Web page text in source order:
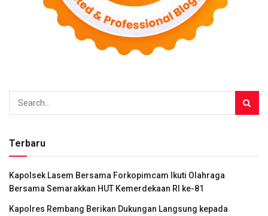
Terbaru
Kapolsek Lasem Bersama Forkopimcam Ikuti Olahraga
Bersama Semarakkan HUT Kemerdekaan RI ke-81
Kapolres Rembang Berikan Dukungan Langsung kepada